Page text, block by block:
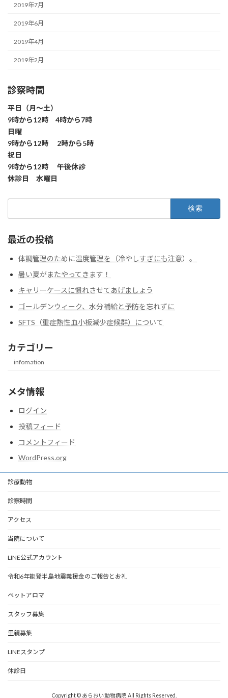
2019年7月
2019年6月
2019年4月
2019年2月
診察時間
平日（月～土）
9時から12時 4時から7時
日曜
9時から12時 2時から5時
祝日
9時から12時 午後休診
休診日 水曜日
最近の投稿
体調管理のために温度管理を（冷やしすぎにも注意）。
暑い夏がまたやってきます！
キャリーケースに慣れさせてあげましょう
ゴールデンウィーク、水分補給と予防を忘れずに
SFTS（重症熱性血小板減少症候群）について
カテゴリー
infomation
メタ情報
ログイン
投稿フィード
コメントフィード
WordPress.org
診療動物
診察時間
アクセス
当院について
LINE公式アカウント
令和6年能登半島地震義援金のご報告とお礼
ペットアロマ
スタッフ募集
里親募集
LINEスタンプ
休診日
Copyright © あらおい動物病院 All Rights Reserved.